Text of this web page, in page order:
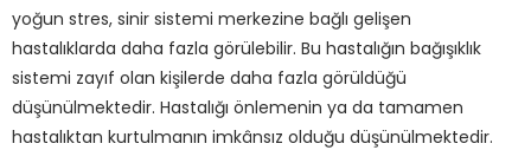
yoğun stres, sinir sistemi merkezine bağlı gelişen
hastalıklarda daha fazla görülebilir. Bu hastalığın bağışıklık
sistemi zayıf olan kişilerde daha fazla görüldüğü
düşünülmektedir. Hastalığı önlemenin ya da tamamen
hastalıktan kurtulmanın imkânsız olduğu düşünülmektedir.